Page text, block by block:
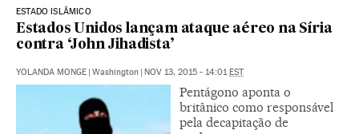
ESTADO ISLÂMICO
Estados Unidos lançam ataque aéreo na Síria
contra ‘John Jihadista’
YOLANDA MONGE | Washington | NOV 13, 2015 - 14:01EST
Pentágono aponta o
britânico como responsável
pela decapitação de